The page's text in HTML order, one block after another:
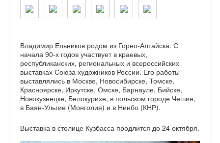
Владимир Ельников родом из Горно-Алтайска. С
начала 90-х годов участвует в краевых,
республиканских, региональных и всероссийских
выставках Союза художников России. Его работы
выставлялись в Москве, Новосибирске, Томске,
Красноярске, Иркутске, Омске, Барнауле, Бийске,
Новокузнецке, Белокурихе, в польском городе Чешин,
в Баян-Ульгие (Монголия) и в Нинбо (КНР).
Выставка в столице Кузбасса продлится до 24 октября.